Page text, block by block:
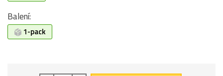
Balení:
1-pack